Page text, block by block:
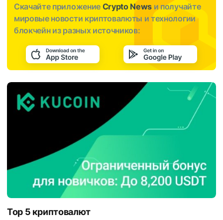
Скачайте приложение Crypto News и получайте
мировые новости криптовалюты и технологии
блокчейн из разных источников:
Top 5 криптовалют